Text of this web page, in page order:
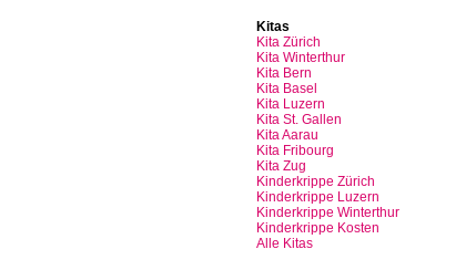
Kitas
Kita Zürich
Kita Winterthur
Kita Bern
Kita Basel
Kita Luzern
Kita St. Gallen
Kita Aarau
Kita Fribourg
Kita Zug
Kinderkrippe Zürich
Kinderkrippe Luzern
Kinderkrippe Winterthur
Kinderkrippe Kosten
Alle Kitas